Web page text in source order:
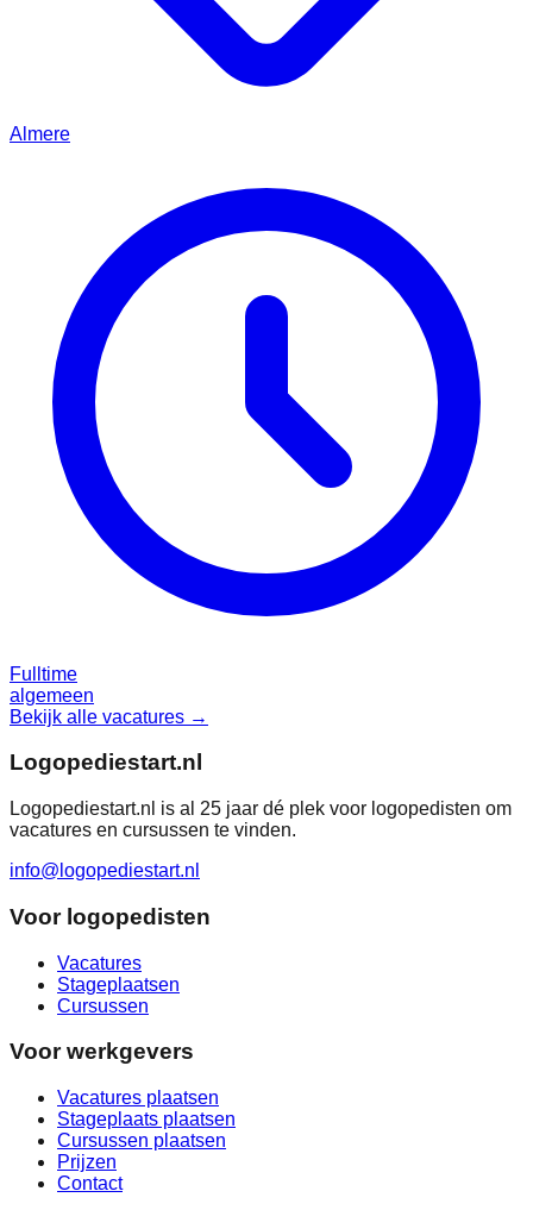
Almere
Fulltime
algemeen
Bekijk alle vacatures →
Logopediestart.nl
Logopediestart.nl is al 25 jaar dé plek voor logopedisten om
vacatures en cursussen te vinden.
info@logopediestart.nl
Voor logopedisten
Vacatures
Stageplaatsen
Cursussen
Voor werkgevers
Vacatures plaatsen
Stageplaats plaatsen
Cursussen plaatsen
Prijzen
Contact